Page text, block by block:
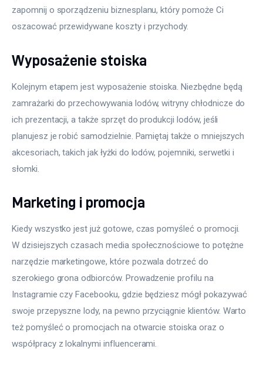
zapomnij o sporządzeniu biznesplanu, który pomoże Ci
oszacować przewidywane koszty i przychody.
Wyposażenie stoiska
Kolejnym etapem jest wyposażenie stoiska. Niezbędne będą
zamrażarki do przechowywania lodów, witryny chłodnicze do
ich prezentacji, a także sprzęt do produkcji lodów, jeśli
planujesz je robić samodzielnie. Pamiętaj także o mniejszych
akcesoriach, takich jak łyżki do lodów, pojemniki, serwetki i
słomki.
Marketing i promocja
Kiedy wszystko jest już gotowe, czas pomyśleć o promocji.
W dzisiejszych czasach media społecznościowe to potężne
narzędzie marketingowe, które pozwala dotrzeć do
szerokiego grona odbiorców. Prowadzenie profilu na
Instagramie czy Facebooku, gdzie będziesz mógł pokazywać
swoje przepyszne lody, na pewno przyciągnie klientów. Warto
też pomyśleć o promocjach na otwarcie stoiska oraz o
współpracy z lokalnymi influencerami.